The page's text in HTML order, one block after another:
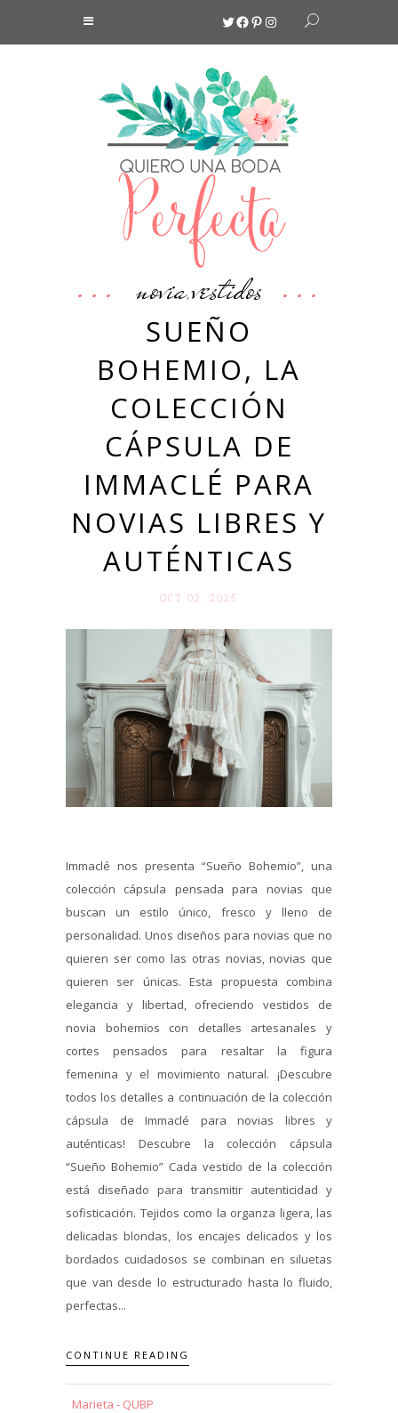
Twitter
Facebook
Pinterest
Instagram
novia,vestidos
SUEÑO
BOHEMIO, LA
COLECCIÓN
CÁPSULA DE
IMMACLÉ PARA
NOVIAS LIBRES Y
AUTÉNTICAS
OCT 02. 2025
Immaclé nos presenta “Sueño Bohemio”, una
colección cápsula pensada para novias que
buscan un estilo único, fresco y lleno de
personalidad. Unos diseños para novias que no
quieren ser como las otras novias, novias que
quieren ser únicas. Esta propuesta combina
elegancia y libertad, ofreciendo vestidos de
novia bohemios con detalles artesanales y
cortes pensados para resaltar la figura
femenina y el movimiento natural. ¡Descubre
todos los detalles a continuación de la colección
cápsula de Immaclé para novias libres y
auténticas! Descubre la colección cápsula
“Sueño Bohemio” Cada vestido de la colección
está diseñado para transmitir autenticidad y
sofisticación. Tejidos como la organza ligera, las
delicadas blondas, los encajes delicados y los
bordados cuidadosos se combinan en siluetas
que van desde lo estructurado hasta lo fluido,
perfectas...
CONTINUE READING
Marieta - QUBP